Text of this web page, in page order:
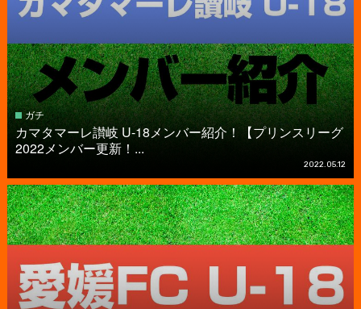
ガチ
カマタマーレ讃岐 U-18メンバー紹介！【プリンスリーグ
2022メンバー更新！...
2022.05.12